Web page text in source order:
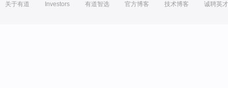
关于有道 Investors 有道智选 官方博客 技术博客 诚聘英才